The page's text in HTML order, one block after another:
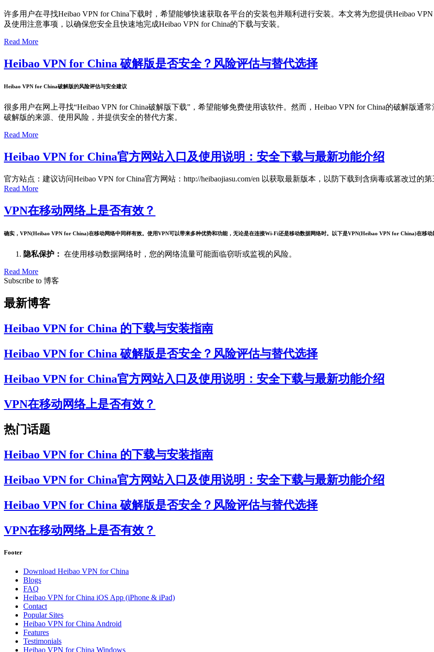
许多用户在寻找Heibao VPN for China下载时，希望能够快速获取各平台的安装包并顺利进行安装。本文将为您提供Heibao
及使用注意事项，以确保您安全且快速地完成Heibao VPN for China的下载与安装。
Read More
Heibao VPN for China 破解版是否安全？风险评估与替代选择
Heibao VPN for China破解版的风险评估与安全建议
很多用户在网上寻找“Heibao VPN for China破解版下载”，希望能够免费使用该软件。然而，Heibao VPN for China的破解版通
破解版的来源、使用风险，并提供安全的替代方案。
Read More
Heibao VPN for China官方网站入口及使用说明：安全下载与最新功能介绍
官方站点：建议访问Heibao VPN for China官方网站：http://heibaojiasu.com/en 以获取最新版本，以防下载到含病毒或篡改过的第
Read More
VPN在移动网络上是否有效？
确实，VPN(Heibao VPN for China)在移动网络中同样有效。使用VPN可以带来多种优势和功能，无论是在连接Wi-Fi还是移动数据网络时。以下是VPN(Heibao VPN for China)在移动
隐私保护： 在使用移动数据网络时，您的网络流量可能面临窃听或监视的风险。
Read More
Subscribe to 博客
最新博客
Heibao VPN for China 的下载与安装指南
Heibao VPN for China 破解版是否安全？风险评估与替代选择
Heibao VPN for China官方网站入口及使用说明：安全下载与最新功能介绍
VPN在移动网络上是否有效？
热门话题
Heibao VPN for China 的下载与安装指南
Heibao VPN for China官方网站入口及使用说明：安全下载与最新功能介绍
Heibao VPN for China 破解版是否安全？风险评估与替代选择
VPN在移动网络上是否有效？
Footer
Download Heibao VPN for China
Blogs
FAQ
Heibao VPN for China iOS App (iPhone & iPad)
Contact
Popular Sites
Heibao VPN for China Android
Features
Testimonials
Heibao VPN for China Windows